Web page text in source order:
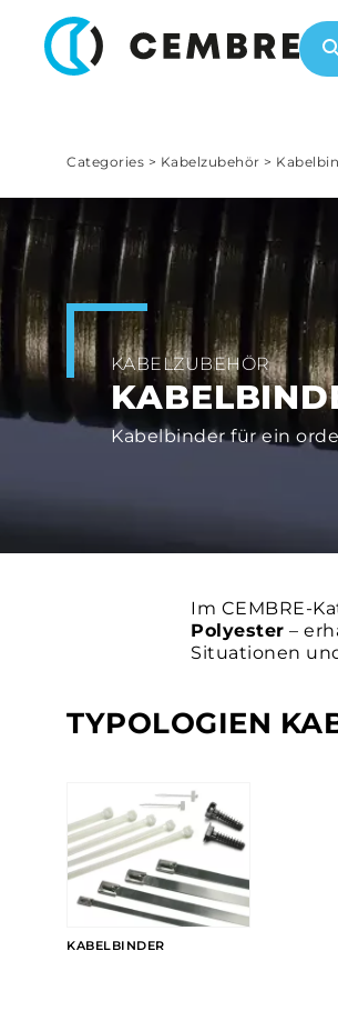
ELEKTRONISCHE
Categories > Kabelzubehör >
KABELZUBEHÖR
Kabelbinder für ein
Im CEMBRE-
Polyester –
Situationen
TYPOLOGIEN
KABELBINDER